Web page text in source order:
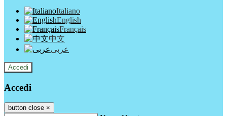
Italiano
English
Français
中文
عربى
Accedi
Accedi
button close ×